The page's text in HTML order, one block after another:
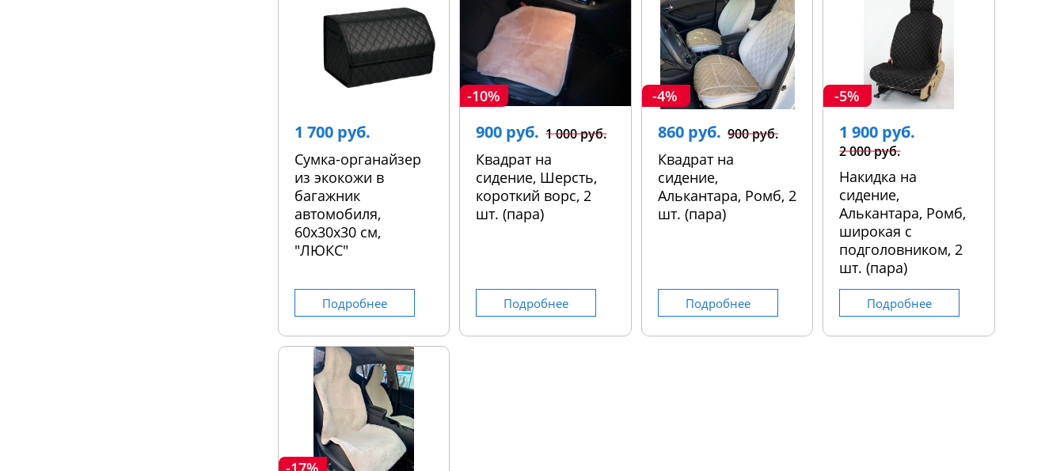
1 700 руб.
Сумка-органайзер
из экокожи в
багажник
автомобиля,
60х30х30 см,
"ЛЮКС"
Подробнее
-10%
900 руб. 1 000 руб.
Квадрат на
сидение, Шерсть,
короткий ворс, 2
шт. (пара)
Подробнее
-4%
860 руб. 900 руб.
Квадрат на
сидение,
Алькантара, Ромб, 2
шт. (пара)
Подробнее
-5%
1 900 руб.
2 000 руб.
Накидка на
сидение,
Алькантара, Ромб,
широкая с
подголовником, 2
шт. (пара)
Подробнее